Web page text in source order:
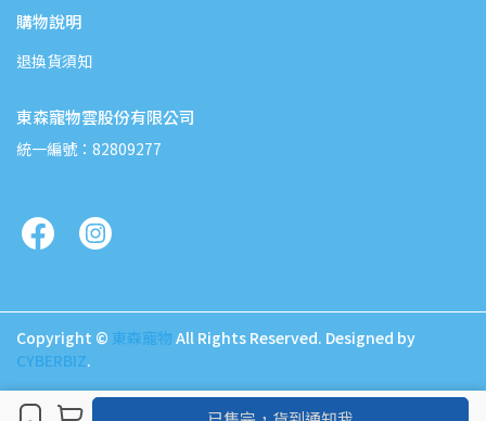
購物說明
退換貨須知
東森寵物雲股份有限公司
統一編號：82809277
Copyright © 東森寵物 All Rights Reserved. Designed by
CYBERBIZ.